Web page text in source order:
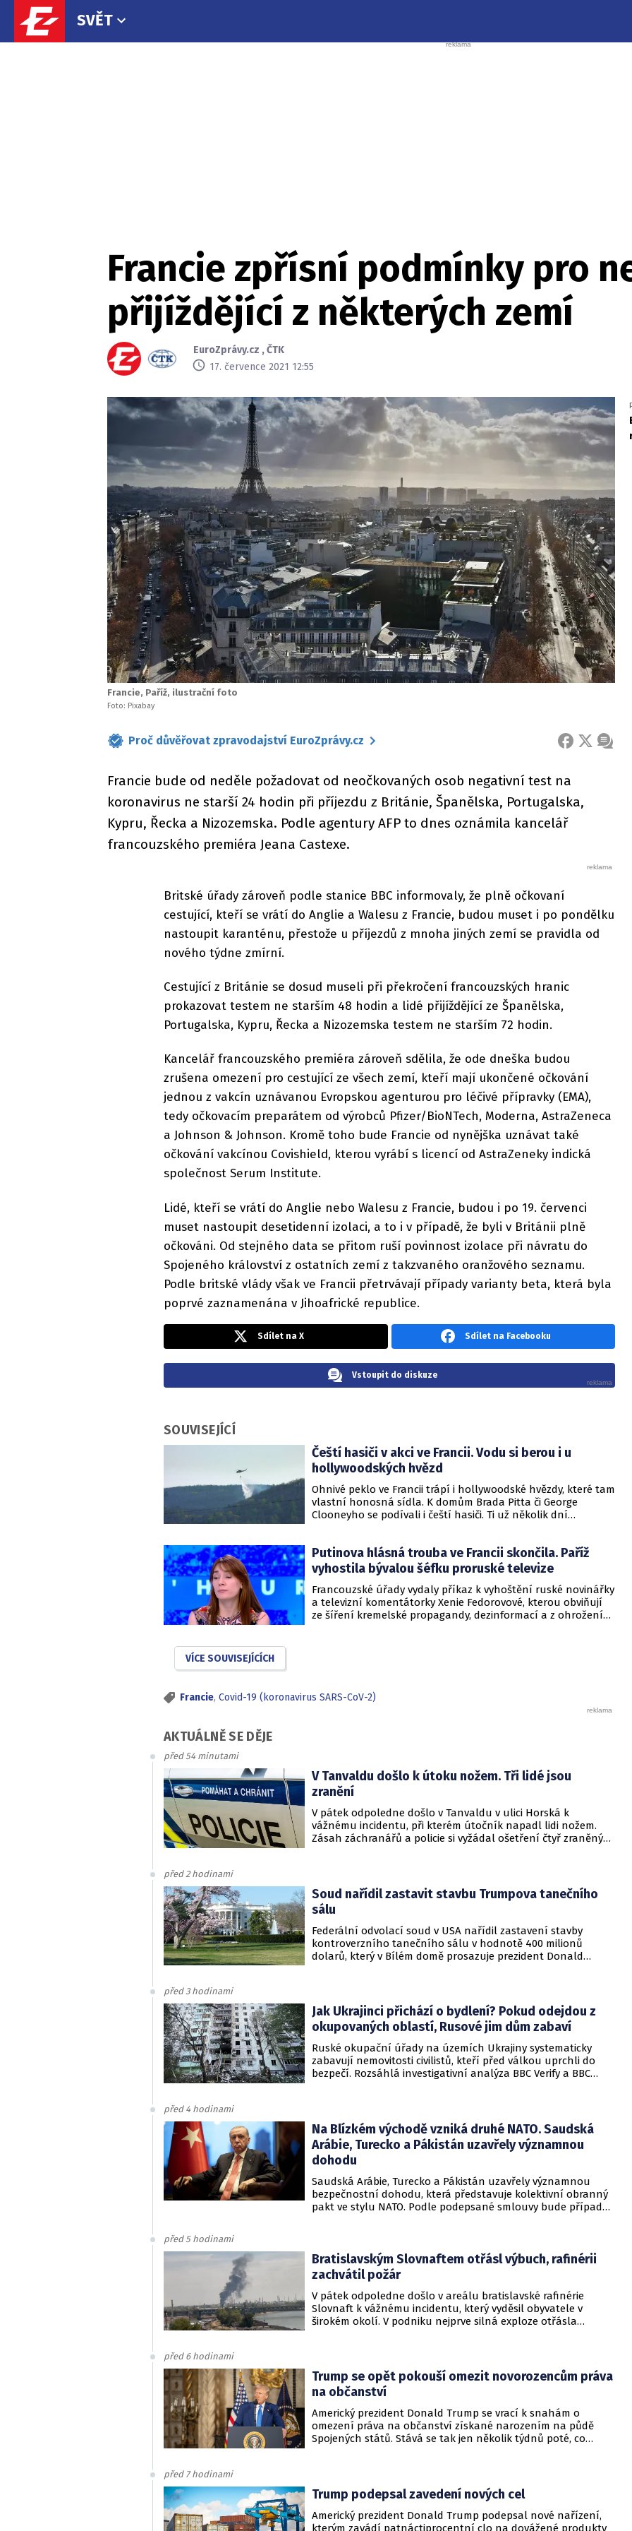
SVĚT
Francie zpřísní podmínky pro
přijíždějící z některých zemí
EuroZprávy.cz ,ČTK
17. července 2021 12:55
Francie, Paříž, ilustrační foto
Foto: Pixabay
Proč důvěřovat zpravodajství EuroZprávy.cz FACEBOOK
X
Francie bude od neděle požadovat od neočkovaných osob negativní test na
koronavirus ne starší 24 hodin při příjezdu z Británie, Španělska, Portugalska,
Kypru, Řecka a Nizozemska. Podle agentury AFP to dnes oznámila kancelář
francouzského premiéra Jeana Castexe.
Britské úřady zároveň podle stanice BBC informovaly, že plně očkovaní
cestující, kteří se vrátí do Anglie a Walesu z Francie, budou muset i po pondělku
nastoupit karanténu, přestože u příjezdů z mnoha jiných zemí se pravidla od
nového týdne zmírní.
Cestující z Británie se dosud museli při překročení francouzských hranic
prokazovat testem ne starším 48 hodin a lidé přijíždějící ze Španělska,
Portugalska, Kypru, Řecka a Nizozemska testem ne starším 72 hodin.
Kancelář francouzského premiéra zároveň sdělila, že ode dneška budou
zrušena omezení pro cestující ze všech zemí, kteří mají ukončené očkování
jednou z vakcín uznávanou Evropskou agenturou pro léčivé přípravky (EMA),
tedy očkovacím preparátem od výrobců Pfizer/BioNTech, Moderna, AstraZeneca
a Johnson & Johnson. Kromě toho bude Francie od nynějška uznávat také
očkování vakcínou Covishield, kterou vyrábí s licencí od AstraZeneky indická
společnost Serum Institute.
Lidé, kteří se vrátí do Anglie nebo Walesu z Francie, budou i po 19. červenci
muset nastoupit desetidenní izolaci, a to i v případě, že byli v Británii plně
očkováni. Od stejného data se přitom ruší povinnost izolace při návratu do
Spojeného království z ostatních zemí z takzvaného oranžového seznamu.
Podle britské vlády však ve Francii přetrvávají případy varianty beta, která byla
poprvé zaznamenána v Jihoafrické republice.
Sdílet na X Sdílet na Facebooku
Vstoupit do diskuze
SOUVISEJÍCÍ
Čeští hasiči v akci ve Francii. Vodu si berou i u
hollywoodských hvězd
Ohnivé peklo ve Francii trápí i hollywoodské hvězdy, které tam
vlastní honosná sídla. K domům Brada Pitta či George
Clooneyho se podívali i čeští hasiči. Ti už několik dní
Putinova hlásná trouba ve Francii skončila. Paříž
vyhostila bývalou šéfku proruské televize
Francouzské úřady vydaly příkaz k vyhoštění ruské novinářky
a televizní komentátorky Xenie Fedorovové, kterou obviňují
ze šíření kremelské propagandy, dezinformací a z ohrožení
VÍCE SOUVISEJÍCÍCH
Francie, Covid-19 (koronavirus SARS-CoV-2)
AKTUÁLNĚ SE DĚJE
před 54 minutami
V Tanvaldu došlo k útoku nožem. Tři lidé jsou
zranění
V pátek odpoledne došlo v Tanvaldu v ulici Horská k
vážnému incidentu, při kterém útočník napadl lidi nožem.
Zásah záchranářů a policie si vyžádal ošetření čtyř zraněných
před 2 hodinami
Soud nařídil zastavit stavbu Trumpova tanečního
sálu
Federální odvolací soud v USA nařídil zastavení stavby
kontroverzního tanečního sálu v hodnotě 400 milionů
dolarů, který v Bílém domě prosazuje prezident Donald
před 3 hodinami
Jak Ukrajinci přichází o bydlení? Pokud odejdou z
okupovaných oblastí, Rusové jim dům zabaví
Ruské okupační úřady na územích Ukrajiny systematicky
zabavují nemovitosti civilistů, kteří před válkou uprchli do
bezpečí. Rozsáhlá investigativní analýza BBC Verify a BBC
před 4 hodinami
Na Blízkém východě vzniká druhé NATO. Saudská
Arábie, Turecko a Pákistán uzavřely významnou
dohodu
Saudská Arábie, Turecko a Pákistán uzavřely významnou
bezpečnostní dohodu, která představuje kolektivní obranný
pakt ve stylu NATO. Podle podepsané smlouvy bude případný
před 5 hodinami
Bratislavským Slovnaftem otřásl výbuch, rafinérii
zachvátil požár
V pátek odpoledne došlo v areálu bratislavské rafinérie
Slovnaft k vážnému incidentu, který vyděsil obyvatele v
širokém okolí. V podniku nejprve silná exploze otřásla
před 6 hodinami
Trump se opět pokouší omezit novorozencům práva
na občanství
Americký prezident Donald Trump se vrací k snahám o
omezení práva na občanství získané narozením na půdě
Spojených států. Stává se tak jen několik týdnů poté, co
před 7 hodinami
Trump podepsal zavedení nových cel
Americký prezident Donald Trump podepsal nové nařízení,
kterým zavádí patnáctiprocentní clo na dovážené produkty